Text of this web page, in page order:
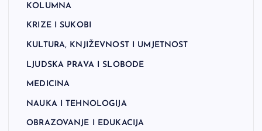
KOLUMNA
KRIZE I SUKOBI
KULTURA, KNJIŽEVNOST I UMJETNOST
LJUDSKA PRAVA I SLOBODE
MEDICINA
NAUKA I TEHNOLOGIJA
OBRAZOVANJE I EDUKACIJA